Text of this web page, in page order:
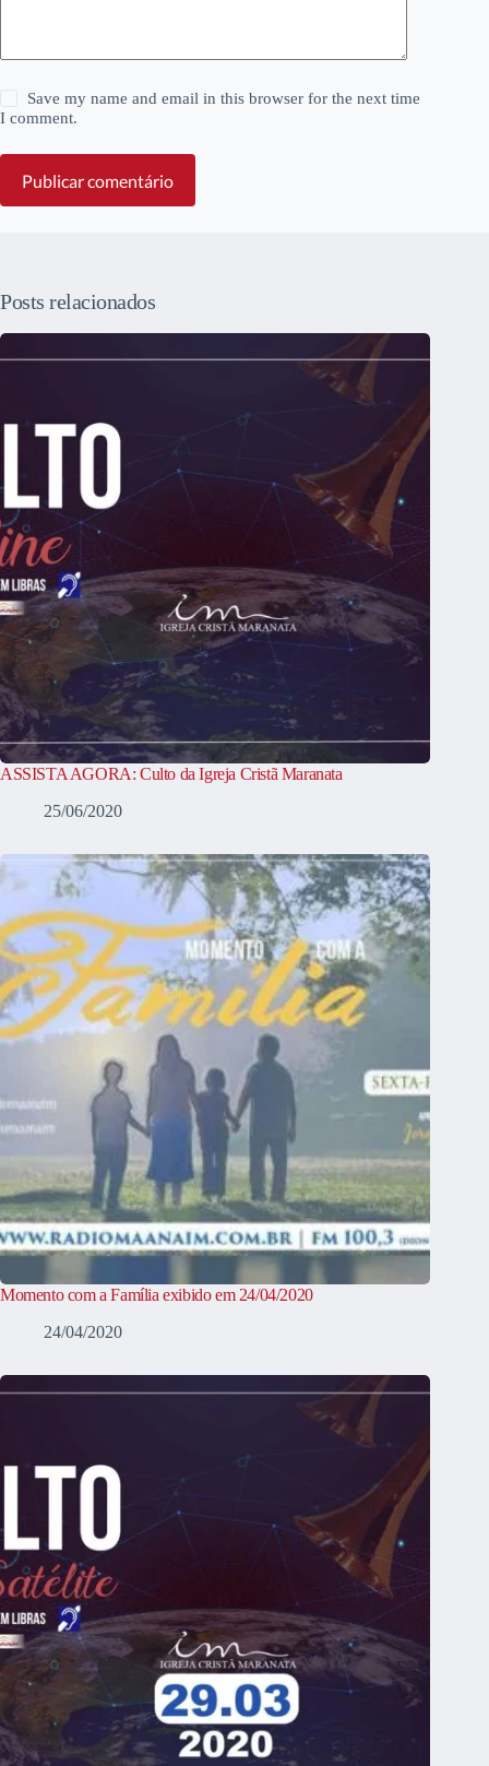
Save my name and email in this browser for the next time
I comment.
Publicar comentário
Posts relacionados
ASSISTA AGORA: Culto da Igreja Cristã Maranata
25/06/2020
Momento com a Família exibido em 24/04/2020
24/04/2020